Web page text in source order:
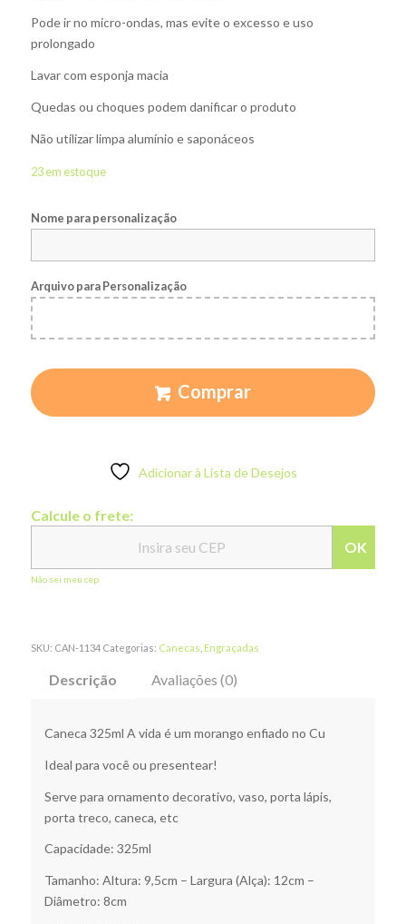
Pode ir no micro-ondas, mas evite o excesso e uso
prolongado
Lavar com esponja macia
Quedas ou choques podem danificar o produto
Não utilizar limpa alumínio e saponáceos
23 em estoque
Nome para personalização
Arquivo para Personalização
Comprar
Adicionar à Lista de Desejos
Calcule o frete:
OK
Não sei meu cep
SKU: CAN-1134 Categorias: Canecas Engraçadas
Descrição Avaliações (0)
Caneca 325ml A vida é um morango enfiado no Cu
Ideal para você ou presentear!
Serve para ornamento decorativo, vaso, porta lápis,
porta treco, caneca, etc
Capacidade: 325ml
Tamanho: Altura: 9,5cm – Largura (Alça): 12cm –
Diâmetro: 8cm